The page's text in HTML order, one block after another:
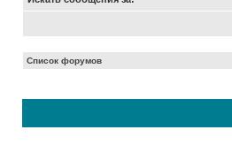
Список форумов